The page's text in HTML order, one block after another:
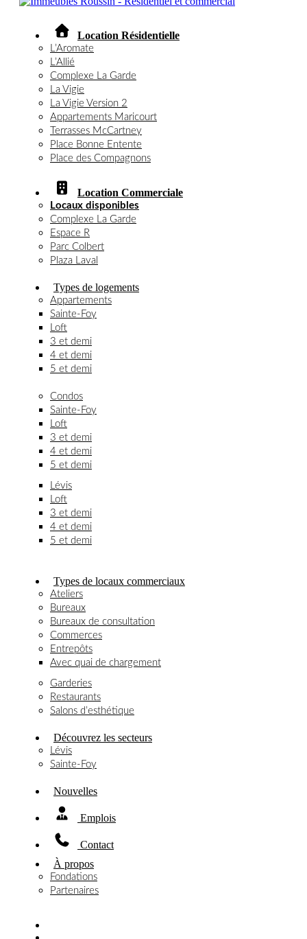
Location Résidentielle
L’Aromate
L’Allié
Complexe La Garde
La Vigie
La Vigie Version 2
Appartements Maricourt
Terrasses McCartney
Place Bonne Entente
Place des Compagnons
Location Commerciale
Locaux disponibles
Complexe La Garde
Espace R
Parc Colbert
Plaza Laval
Types de logements
Appartements
Sainte-Foy
Loft
3 et demi
4 et demi
5 et demi
Condos
Sainte-Foy
Loft
3 et demi
4 et demi
5 et demi
Lévis
Loft
3 et demi
4 et demi
5 et demi
Types de locaux commerciaux
Ateliers
Bureaux
Bureaux de consultation
Commerces
Entrepôts
Avec quai de chargement
Garderies
Restaurants
Salons d’esthétique
Découvrez les secteurs
Lévis
Sainte-Foy
Nouvelles
Emplois
Contact
À propos
Fondations
Partenaires